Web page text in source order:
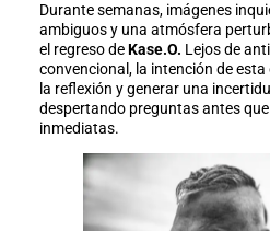
Durante semanas, imágenes
ambiguos y una atmósfera
el regreso deKase.O. Lejos de
convencional, la intención de esta
la reflexión y generar una
despertando preguntas antes
inmediatas.